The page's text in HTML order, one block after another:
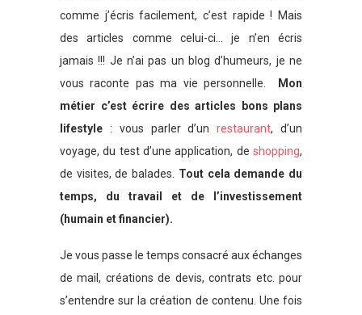
comme j’écris facilement, c’est rapide ! Mais
des articles comme celui-ci… je n’en écris
jamais !!! Je n’ai pas un blog d’humeurs, je ne
vous raconte pas ma vie personnelle. Mon
métier c’est écrire des articles bons plans
lifestyle : vous parler d’un restaurant, d’un
voyage, du test d’une application, de shopping,
de visites, de balades. Tout cela demande du
temps, du travail et de l’investissement
(humain et financier).
Je vous passe le temps consacré aux échanges
de mail, créations de devis, contrats etc. pour
s’entendre sur la création de contenu. Une fois